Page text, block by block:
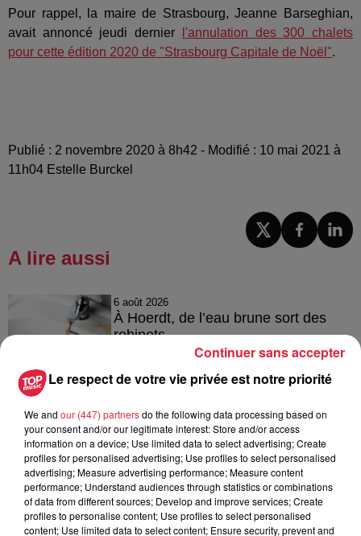
Pour rappel, la maire de Strasbourg, Jeanne Barseghian,
avait annoncé jeudi dernier
l'annulation des 300 chalets
pour cette édition 2020 de "Strasbourg Capitale de Noël".
Publié : 2 novembre 2020 à 8h42 - Modifié : 10 mai 2021 à
11h04 Estelle Burckel
A lire aussi
6 août 2026
À Hoerdt, de l’eau brune sort des
robinets
6 août 2026
Tags antisémites à Strasbourg :
Catherine Trautmann réagit
6 août 2026
Au zoo de Mulhouse : rencontre
Le respect de votre vie privée est notre priorité
We and our (447) partnersdo the following data processing based on
your consent and/or our legitimate interest: Store and/or access
information on a device; Use limited data to select advertising; Create
profiles for personalised advertising; Use profiles to select personalised
advertising; Measure advertising performance; Measure content
performance; Understand audiences through statistics or combinations
of data from different sources; Develop and improve services; Create
profiles to personalise content; Use profiles to select personalised
content; Use limited data to select content; Ensure security, prevent and
Continuer sans accepter